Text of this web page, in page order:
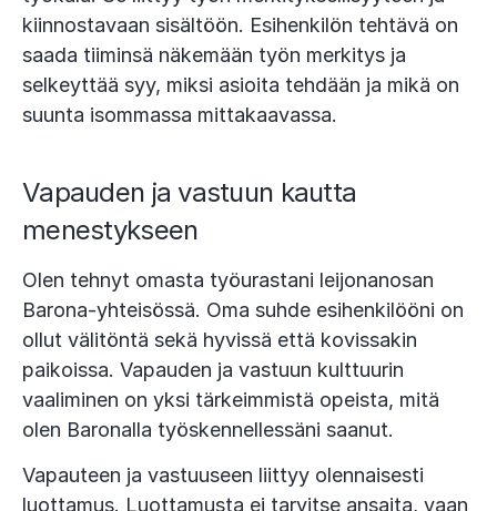
kiinnostavaan sisältöön. Esihenkilön tehtävä on
saada tiiminsä näkemään työn merkitys ja
selkeyttää syy, miksi asioita tehdään ja mikä on
suunta isommassa mittakaavassa.
Vapauden ja vastuun kautta
menestykseen
Olen tehnyt omasta työurastani leijonanosan
Barona-yhteisössä. Oma suhde esihenkilööni on
ollut välitöntä sekä hyvissä että kovissakin
paikoissa. Vapauden ja vastuun kulttuurin
vaaliminen on yksi tärkeimmistä opeista, mitä
olen Baronalla työskennellessäni saanut.
Vapauteen ja vastuuseen liittyy olennaisesti
luottamus. Luottamusta ei tarvitse ansaita, vaan